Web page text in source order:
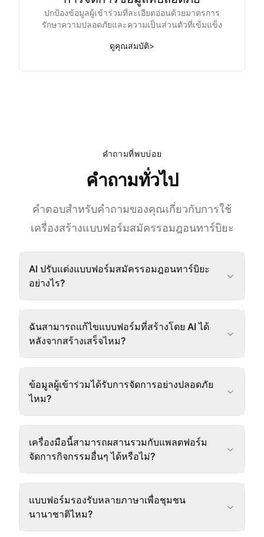
ปกป้องข้อมูลผู้เข้าร่วมที่ละเอียดอ่อนด้วยมาตรการ
รักษาความปลอดภัยและความเป็นส่วนตัวที่เข้มแข็ง
ดูคุณสมบัติ>
คำถามที่พบบ่อย
คำถามทั่วไป
คำตอบสำหรับคำถามของคุณเกี่ยวกับการใช้
เครื่องสร้างแบบฟอร์มสมัครรอมฎอนทาร์บิยะ
AI ปรับแต่งแบบฟอร์มสมัครรอมฎอนทาร์บิยะ
อย่างไร?
ฉันสามารถแก้ไขแบบฟอร์มที่สร้างโดย AI ได้
หลังจากสร้างเสร็จไหม?
ข้อมูลผู้เข้าร่วมได้รับการจัดการอย่างปลอดภัย
ไหม?
เครื่องมือนี้สามารถผสานรวมกับแพลตฟอร์ม
จัดการกิจกรรมอื่นๆ ได้หรือไม่?
แบบฟอร์มรองรับหลายภาษาเพื่อชุมชน
นานาชาติไหม?